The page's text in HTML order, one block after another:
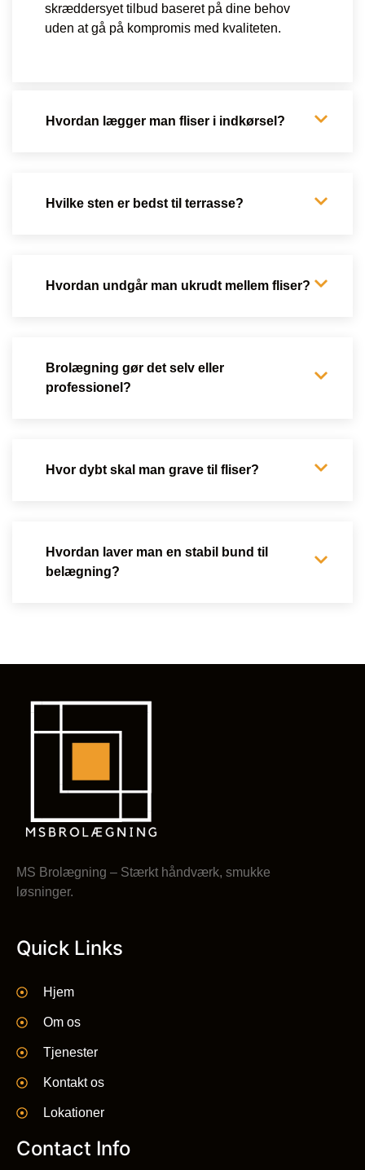
skræddersyet tilbud baseret på dine behov
uden at gå på kompromis med kvaliteten.
Hvordan lægger man fliser i indkørsel?
Hvilke sten er bedst til terrasse?
Hvordan undgår man ukrudt mellem fliser?
Brolægning gør det selv eller
professionel?
Hvor dybt skal man grave til fliser?
Hvordan laver man en stabil bund til
belægning?
MS Brolægning – Stærkt håndværk, smukke
løsninger.
Quick Links
Hjem
Om os
Tjenester
Kontakt os
Lokationer
Contact Info